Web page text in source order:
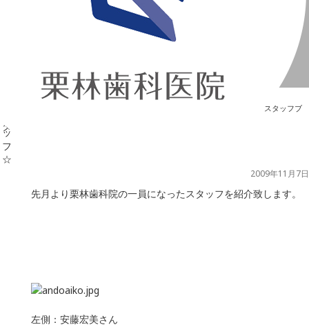
千葉県の新浦安にある歯医者｜☆NEWスタッフ☆
スタッフブ
2009年11月7日
先月より栗林歯科院の一員になったスタッフを紹介致します。
左側：安藤宏美さん